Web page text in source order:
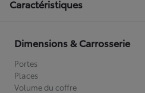
Caractéristiques
Dimensions & Carrosserie
Portes
Places
Volume du coffre